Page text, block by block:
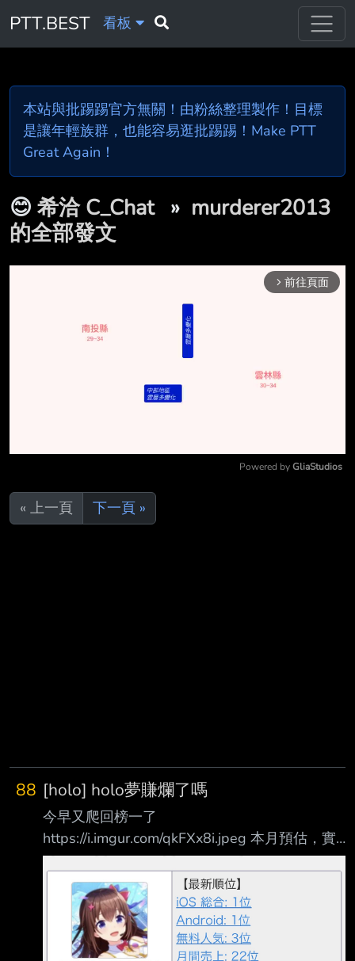
PTT.BEST 看板
本站與批踢踢官方無關！由粉絲整理製作！目標
是讓年輕族群，也能容易逛批踢踢！Make PTT
Great Again！
😊 希洽 C_Chat » murderer2013
的全部發文
arrow_forward_ios 前往頁面
Powered by GliaStudios
« 上一頁 下一頁 »
88 [holo] holo夢賺爛了嗎
今早又爬回榜一了
https://i.imgur.com/qkFXx8i.jpeg 本月預估，實
際也才一週左右
https://i.imgur.com/uz1ZFe4.jpeg 股價噴噴，有
人還沒上車的嗎？
https://i.imgur.com/Fcns4vi.jpeg Holo夢，帶你
飛 --